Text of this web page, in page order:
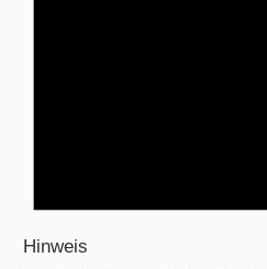
Hinweis